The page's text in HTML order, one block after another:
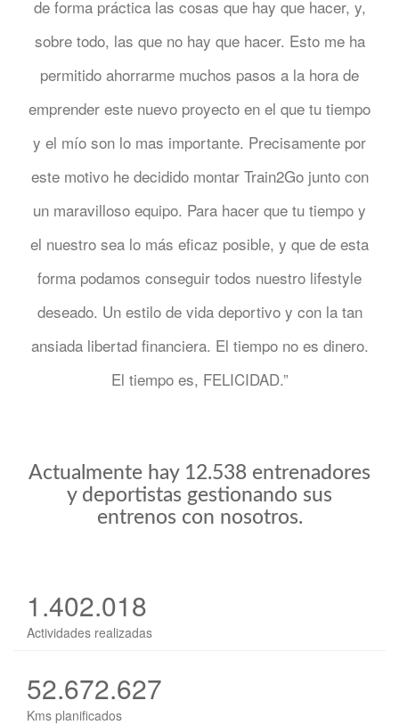
de forma práctica las cosas que hay que hacer, y,
sobre todo, las que no hay que hacer. Esto me ha
permitido ahorrarme muchos pasos a la hora de
emprender este nuevo proyecto en el que tu tiempo
y el mío son lo mas importante. Precisamente por
este motivo he decidido montar Train2Go junto con
un maravilloso equipo. Para hacer que tu tiempo y
el nuestro sea lo más eficaz posible, y que de esta
forma podamos conseguir todos nuestro lifestyle
deseado. Un estilo de vida deportivo y con la tan
ansiada libertad financiera. El tiempo no es dinero.
El tiempo es, FELICIDAD.”
Actualmente hay 12.538 entrenadores
y deportistas gestionando sus
entrenos con nosotros.
1.402.018
Actividades realizadas
52.672.627
Kms planificados